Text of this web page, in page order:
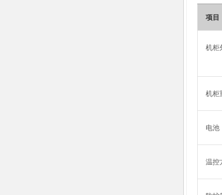
项目
机柜
机柜
电池
温控